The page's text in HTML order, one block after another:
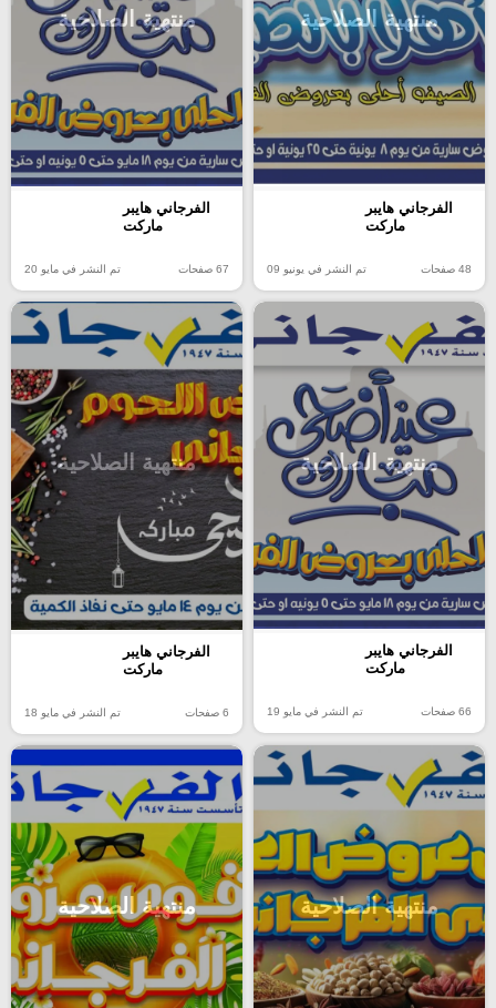
منتهية الصلاحية
الفرجاني هايبر
ماركت
48 صفحات تم النشر في يونيو 09
منتهية الصلاحية
الفرجاني هايبر
ماركت
67 صفحات تم النشر في مايو 20
منتهية الصلاحية
الفرجاني هايبر
ماركت
66 صفحات تم النشر في مايو 19
منتهية الصلاحية
الفرجاني هايبر
ماركت
6 صفحات تم النشر في مايو 18
منتهية الصلاحية منتهية الصلاحية